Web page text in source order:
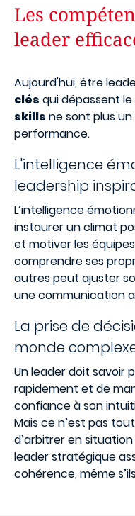
Les
leader
Aujourd'hui, être
clés qui dépassent
skills ne sont plus un
performance.
L'intelligence
leadership
L’intelligence
instaurer unclimat
et motiver les équipes
comprendre ses
autres peut ajuster
unecommunication
La prise de
monde
Un leader doit savoir
rapidement et de
confiance à son
Mais ce n’est pas
d’arbitrer en
leader stratégique
cohérence, même